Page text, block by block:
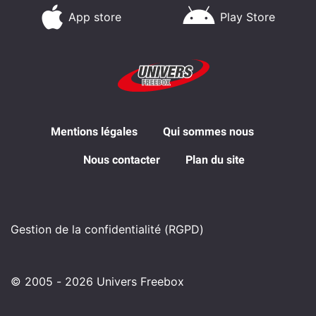
App store Play Store
Mentions légales Qui sommes nous
Nous contacter Plan du site
Gestion de la confidentialité (RGPD)
© 2005 - 2026 Univers Freebox